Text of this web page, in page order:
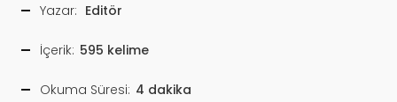
Yazar: Editör
İçerik: 595 kelime
Okuma Süresi: 4 dakika